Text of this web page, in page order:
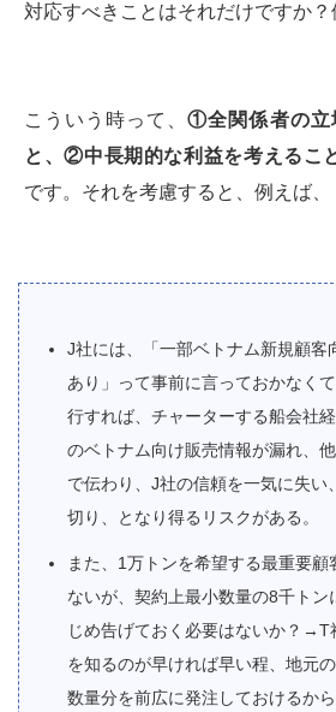
対応すべきことはそれだけですか？
こういう時って、①全関係者の立
と、②中長期的な利益を考えるこ
です。それを考慮すると、例えば、
J社には、「一部ベトナム新規顧客
あり」って事前に言っておかなく
行すれば、チャーターする船会社
のベトナム向け販売情報が漏れ、
で伝わり、J社の信頼を一気に失い
切り、となり得るリスクがある。
また、1万トンを希望する最重要顧
ないが、契約上最小数量の8千トン
じめ告げておく必要はないか？→T
を知るのが早ければ早い程、地元
数量分を前広に発注しておけるか